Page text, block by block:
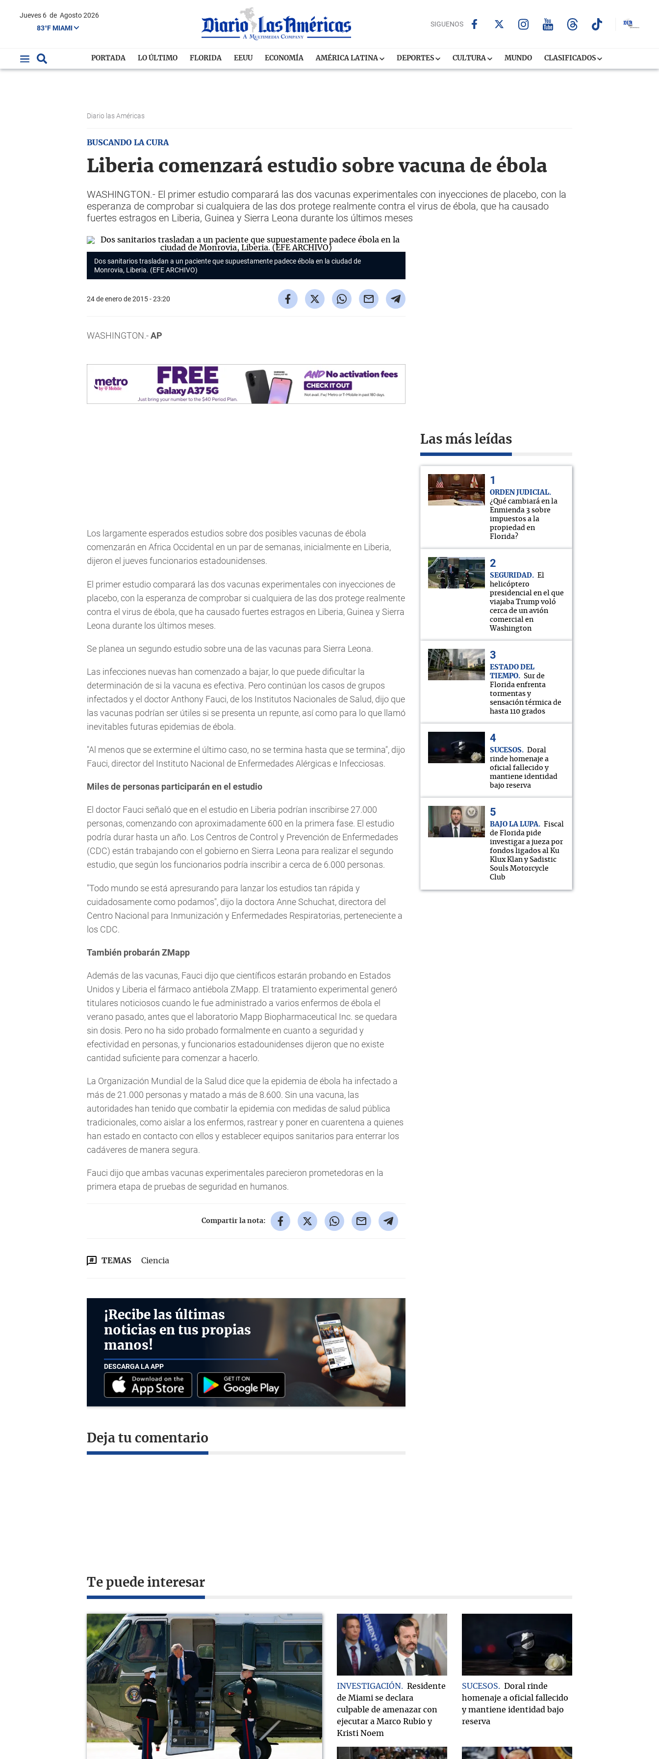
Jueves 6 de Agosto 2026
83°F MIAMI
SIGUENOS
PORTADA LO ÚLTIMO FLORIDA EEUU ECONOMÍA AMÉRICA LATINA DEPORTES CULTURA MUNDO CLASIFICADOS
Diario las Américas
BUSCANDO LA CURA
Liberia comenzará estudio sobre vacuna de ébola
WASHINGTON.- El primer estudio comparará las dos vacunas experimentales con inyecciones de placebo, con la
esperanza de comprobar si cualquiera de las dos protege realmente contra el virus de ébola, que ha causado
fuertes estragos en Liberia, Guinea y Sierra Leona durante los últimos meses
Dos sanitarios trasladan a un paciente que supuestamente padece ébola en la ciudad de
Monrovia, Liberia. (EFE ARCHIVO)
24 de enero de 2015 - 23:20
WASHINGTON.-AP
Los largamente esperados estudios sobre dos posibles vacunas de ébola
comenzarán en Africa Occidental en un par de semanas, inicialmente en Liberia,
dijeron el jueves funcionarios estadounidenses.
El primer estudio comparará las dos vacunas experimentales con inyecciones de
placebo, con la esperanza de comprobar si cualquiera de las dos protege realmente
contra el virus de ébola, que ha causado fuertes estragos en Liberia, Guinea y Sierra
Leona durante los últimos meses.
Se planea un segundo estudio sobre una de las vacunas para Sierra Leona.
Las infecciones nuevas han comenzado a bajar, lo que puede dificultar la
determinación de si la vacuna es efectiva. Pero continúan los casos de grupos
infectados y el doctor Anthony Fauci, de los Institutos Nacionales de Salud, dijo que
las vacunas podrían ser útiles si se presenta un repunte, así como para lo que llamó
inevitables futuras epidemias de ébola.
"Al menos que se extermine el último caso, no se termina hasta que se termina", dijo
Fauci, director del Instituto Nacional de Enfermedades Alérgicas e Infecciosas.
Miles de personas participarán en el estudio
El doctor Fauci señaló que en el estudio en Liberia podrían inscribirse 27.000
personas, comenzando con aproximadamente 600 en la primera fase. El estudio
podría durar hasta un año. Los Centros de Control y Prevención de Enfermedades
(CDC) están trabajando con el gobierno en Sierra Leona para realizar el segundo
estudio, que según los funcionarios podría inscribir a cerca de 6.000 personas.
"Todo mundo se está apresurando para lanzar los estudios tan rápida y
cuidadosamente como podamos", dijo la doctora Anne Schuchat, directora del
Centro Nacional para Inmunización y Enfermedades Respiratorias, perteneciente a
los CDC.
También probarán ZMapp
Además de las vacunas, Fauci dijo que científicos estarán probando en Estados
Unidos y Liberia el fármaco antiébola ZMapp. El tratamiento experimental generó
titulares noticiosos cuando le fue administrado a varios enfermos de ébola el
verano pasado, antes que el laboratorio Mapp Biopharmaceutical Inc. se quedara
sin dosis. Pero no ha sido probado formalmente en cuanto a seguridad y
efectividad en personas, y funcionarios estadounidenses dijeron que no existe
cantidad suficiente para comenzar a hacerlo.
La Organización Mundial de la Salud dice que la epidemia de ébola ha infectado a
más de 21.000 personas y matado a más de 8.600. Sin una vacuna, las
autoridades han tenido que combatir la epidemia con medidas de salud pública
tradicionales, como aislar a los enfermos, rastrear y poner en cuarentena a quienes
han estado en contacto con ellos y establecer equipos sanitarios para enterrar los
cadáveres de manera segura.
Fauci dijo que ambas vacunas experimentales parecieron prometedoras en la
primera etapa de pruebas de seguridad en humanos.
Compartir la nota:
TEMAS Ciencia
¡Recibe las últimas
noticias en tus propias
manos!
DESCARGA LA APP
Deja tu comentario
Las más leídas
ORDEN JUDICIAL
¿Qué cambiará en la
Enmienda 3 sobre
impuestos a la
propiedad en
Florida?
SEGURIDAD
El
helicóptero
presidencial en el que
viajaba Trump voló
cerca de un avión
comercial en
Washington
ESTADO DEL
TIEMPO
Sur de
Florida enfrenta
tormentas y
sensación térmica de
hasta 110 grados
SUCESOS
Doral
rinde homenaje a
oficial fallecido y
mantiene identidad
bajo reserva
BAJO LA LUPA
Fiscal
de Florida pide
investigar a jueza por
fondos ligados al Ku
Klux Klan y Sadistic
Souls Motorcycle
Club
Te puede interesar
INVESTIGACIÓN
Residente
de Miami se declara
culpable de amenazar con
ejecutar a Marco Rubio y
Kristi Noem
SUCESOS
Doral rinde
homenaje a oficial fallecido
y mantiene identidad bajo
reserva